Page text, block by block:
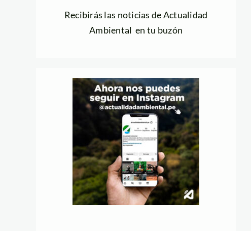
Recibirás las noticias de Actualidad
Ambiental en tu buzón